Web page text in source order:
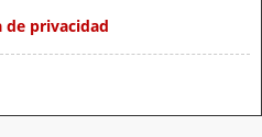
de privacidad